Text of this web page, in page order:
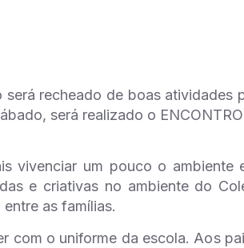
recheado de boas atividades
será realizado o
vivenciar um pouco o
e criativas no ambiente do
as famílias.
com o uniforme da escola. Aos